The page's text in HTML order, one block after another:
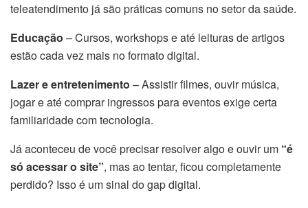
teleatendimento já são práticas comuns no setor da saúde.
Educação – Cursos, workshops e até leituras de artigos
estão cada vez mais no formato digital.
Lazer e entretenimento – Assistir filmes, ouvir música,
jogar e até comprar ingressos para eventos exige certa
familiaridade com tecnologia.
Já aconteceu de você precisar resolver algo e ouvir um “é
só acessar o site”, mas ao tentar, ficou completamente
perdido? Isso é um sinal do gap digital.